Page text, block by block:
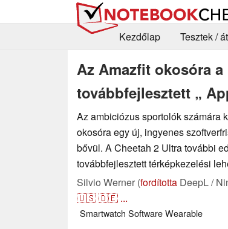
Kezdőlap
Tesztek /
Az Amazfit okosóra
továbbfejlesztett „
Az ambiciózus sportolók számára
okosóra egy új, ingyenes
bővül. A Cheetah 2 Ultra további
továbbfejlesztett térképkezelési
Silvio Werner (fordította DeepL /
🇺🇸🇩🇪 ...
Smartwatch SoftwareWearable